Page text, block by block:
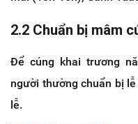
2.2 Chuẩn bị mâm
Để cúng khai trương
người thường chuẩn bị
lễ.